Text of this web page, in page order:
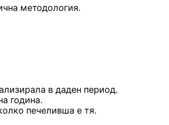
методология.
в даден период.
година.
печеливша е тя.